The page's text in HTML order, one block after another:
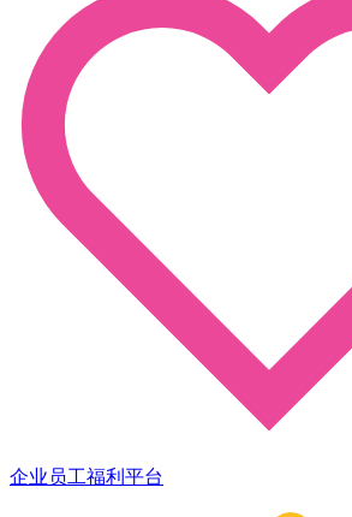
企业员工福利平台